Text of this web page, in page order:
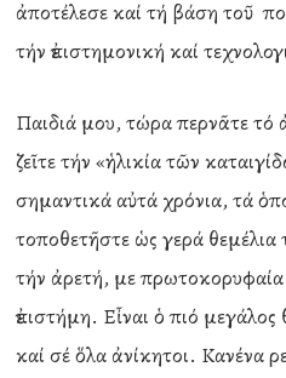
ἀποτέλεσε καί τή βάση τοῦ
τήν ἐπιστημονική καί
Παιδιά μου, τώρα περνᾶτε τό
ζεῖτε τήν «ἡλικία τῶν
σημαντικά αὐτά χρόνια, τά
τοποθετῆστε ὡς γερά
τήν ἀρετή, με
ἐπιστήμη. Εἶναι ὁ πιό
καί σέ ὅλα ἀνίκητοι. Κανένα